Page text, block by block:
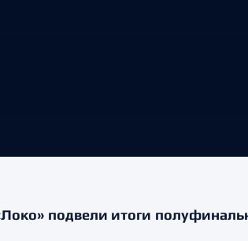
подвели итоги